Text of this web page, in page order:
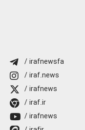
/ irafnewsfa
/ iraf.news
/ irafnews
/ iraf.ir
/ irafnews